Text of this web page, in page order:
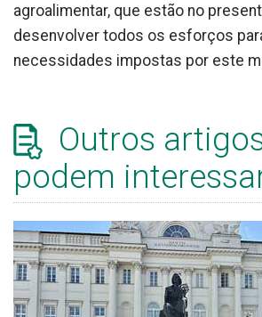
agroalimentar, que estão no
desenvolver todos os esforços
necessidades impostas por este
Outros
podem